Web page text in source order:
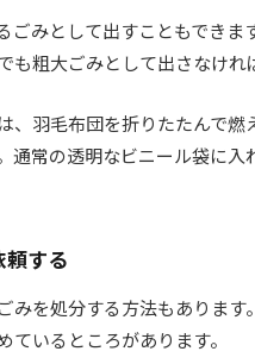
ごみとして出すこともでき
も粗大ごみとして出さなけれ
、羽毛布団を折りたたんで
通常の透明なビニール袋に
頼する
みを処分する方法もありま
いるところがあります。